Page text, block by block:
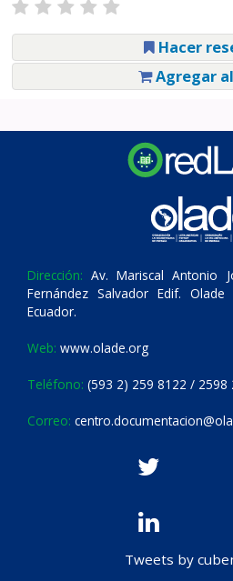
Hacer
Agregar
Dirección: Av. Mariscal Antonio
Fernández Salvador Edif.
Ecuador.
Web: www.olade.org
Teléfono: (593 2) 259 8122 / 2598
Correo:
Tweets by